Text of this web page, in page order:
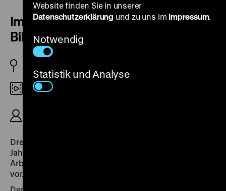
Im Auftrag des Königs – Zwei
Bildhauer in Berlin
Digital SD
Drei mittellange DEFA-Dokumentarfilme der 1980er
Jahre zur Architekturgeschichte Berlins stellen die
Arbeiten von bedeutenden Architekten und Bildhauern
vor.
Website finden Sie in unserer
Datenschutzerklärung und zu uns im Impressum.
Notwendig
Statistik und Analyse